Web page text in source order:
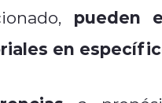
pueden
en